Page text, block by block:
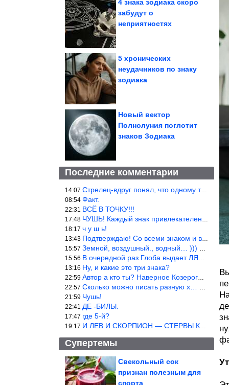
4 знака зодиака скоро
забудут о
неприятностях
5 хронических
неудачников по знаку
зодиака
Новый вектор
Полнолуния поглотит
знаков Зодиака
Последние комментарии
14:07 Стрелец-вдруг понял, что одному то и жить легче.
08:54 Факт.
22:31 ВСЁ В ТОЧКУ!!!
17:48 ЧУШЬ! Каждый знак привлекателен! И среди Весов, Близнецов встреч
18:17 ч у ш ь!
13:43 Подтверждаю! Со всеми знаком и все одиноки и Я )))
15:57 Земной, воздушный., водный… ))) выбери сам трех из 9 )))
15:56 В очередной раз Глоба выдает ЛЯП! А корректоры, редакторы пропус
13:16 Ну, и какие это три знака?
22:59 Автор а кто ты? Наверное Козерог… Рога жена Рыба наставила ))
22:57 Сколько можно писать разную х… йню? Автор что то обкурился?
21:59 Чушь!
22:41 ДЕ -БИЛЫ.
17:47 где 5-й?
19:17 И ЛЕВ И СКОРПИОН — СТЕРВЫ КАКИХ ЕЩЕ ПОИСКАТЬ НАДО
Супертемы
Ключевой фактор.
самый главный секрет...
Свекольный сок
признан полезным для
спорта